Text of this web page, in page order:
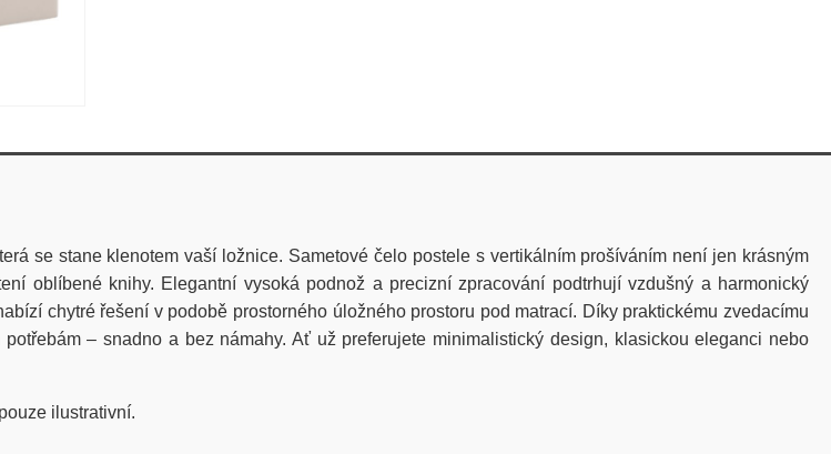
se stane klenotem vaší ložnice. Sametové čelo postele s vertikálním prošíváním není jen krásným
oblíbené knihy. Elegantní vysoká podnož a precizní zpracování podtrhují vzdušný a harmonický
chytré řešení v podobě prostorného úložného prostoru pod matrací. Díky praktickému zvedacímu
– snadno a bez námahy. Ať už preferujete minimalistický design, klasickou eleganci nebo
ilustrativní.